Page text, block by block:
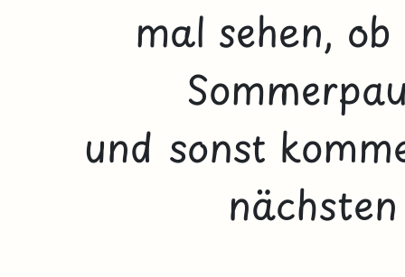
mal sehen,
und sonst